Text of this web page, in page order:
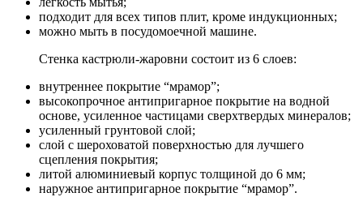
подходит для всех типов плит, кроме индукционных;
можно мыть в посудомоечной машине.
Стенка кастрюли-жаровни состоит из 6 слоев:
внутреннее покрытие “мрамор”;
высокопрочное антипригарное покрытие на водной
основе, усиленное частицами сверхтвердых минералов;
усиленный грунтовой слой;
слой с шероховатой поверхностью для лучшего
сцепления покрытия;
литой алюминиевый корпус толщиной до 6 мм;
наружное антипригарное покрытие “мрамор”.